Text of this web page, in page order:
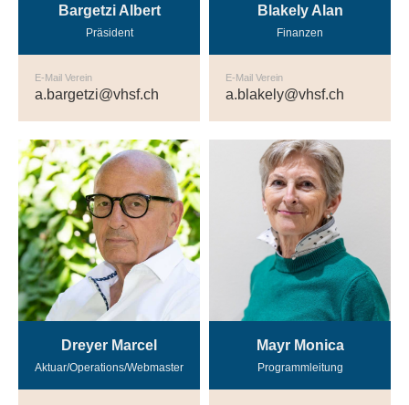
Bargetzi Albert
Präsident
E-Mail Verein
a.bargetzi@vhsf.ch
Blakely Alan
Finanzen
E-Mail Verein
a.blakely@vhsf.ch
Dreyer Marcel
Aktuar/Operations/Webmaster
Mayr Monica
Programmleitung